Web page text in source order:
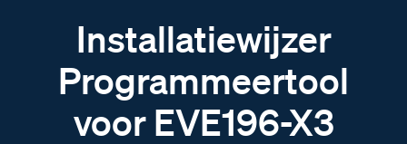
Installatiewijzer
Programmeertool
voor EVE196-X3